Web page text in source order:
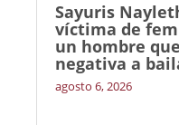
Sayuris
víctima de
un hombre
negativa a
agosto 6, 2026